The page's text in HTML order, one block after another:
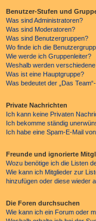
Benutzer-Stufen und
Was sind Administratoren?
Was sind Moderatoren?
Was sind Benutzergruppen?
Wo finde ich die
Wie werde ich Gruppenleiter?
Weshalb werden
Was ist eine Hauptgruppe?
Was bedeutet der „Das
Private Nachrichten
Ich kann keine Privaten
Ich bekomme ständig
Ich habe eine Spam-E-Mail
Freunde und ignorierte
Wozu benötige ich die Listen
Wie kann ich Mitglieder zur
hinzufügen oder diese wieder
Die Foren durchsuchen
Wie kann ich ein Forum oder